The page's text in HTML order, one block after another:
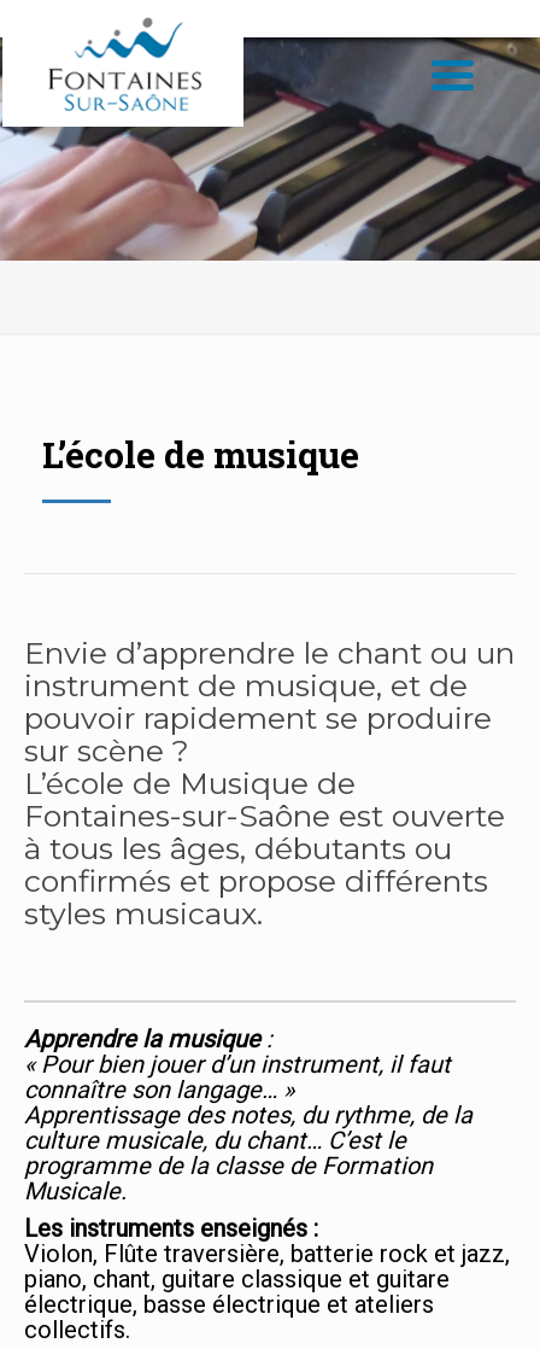
L’école de musique
Envie d’apprendre le chant ou un
instrument de musique, et de
pouvoir rapidement se produire
sur scène ?
L’école de Musique de
Fontaines-sur-Saône est ouverte
à tous les âges, débutants ou
confirmés et propose différents
styles musicaux.
Apprendre la musique:
« Pour bien jouer d’un instrument, il faut
connaître son langage… »
Apprentissage des notes, du rythme, de la
culture musicale, du chant… C’est le
programme de la classe de Formation
Musicale.
Les instruments enseignés :
Violon, Flûte traversière, batterie rock et jazz,
piano, chant, guitare classique et guitare
électrique, basse électrique et ateliers
collectifs.